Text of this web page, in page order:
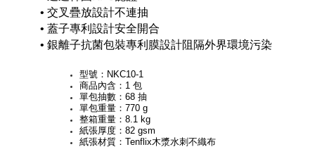
• 交叉疊放設計不連抽
• 蓋子專利設計安全開合
• 銀離子抗菌包裝專利膜設計阻隔外界環境污染
型號：NKC10-1
商品內含：1 包
單包抽數：68 抽
單包重量：770 g
整箱重量：8.1 kg
紙張厚度：82 gsm
紙張材質： Tenflix木漿水刺不織布